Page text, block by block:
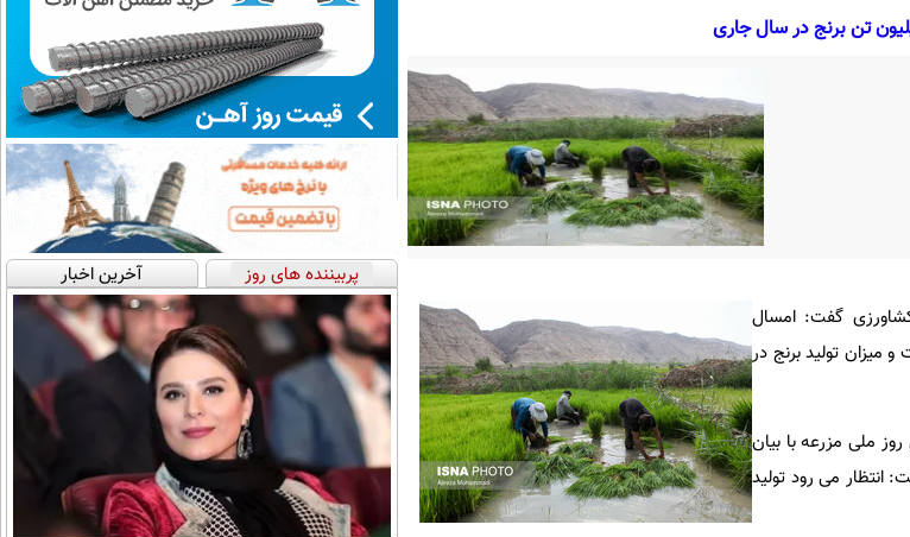
گفت: امسال
است و میزان تولید برنج در
ملی مزرعه با بیان
انتظار می رود تولید
پربیننده های روز آخرین اخبار